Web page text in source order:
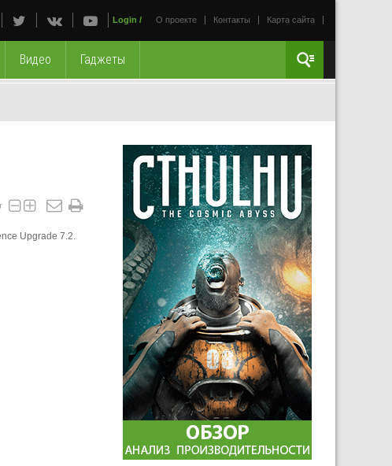
О проекте Контакты Карта сайта
Login /
Видео Гаджеты
Upgrade 7.2.